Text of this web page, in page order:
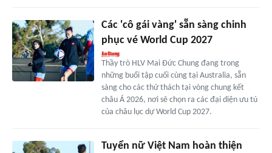
Các 'cô gái vàng' sẵn sàng chinh
phục vé World Cup 2027
Thầy trò HLV Mai Đức Chung đang trong
những buổi tập cuối cùng tại Australia, sẵn
sàng cho các thử thách tại vòng chung kết
châu Á 2026, nơi sẽ chọn ra các đại diện ưu tú
của châu lục dự World Cup 2027.
Tuyển nữ Việt Nam hoàn thiện